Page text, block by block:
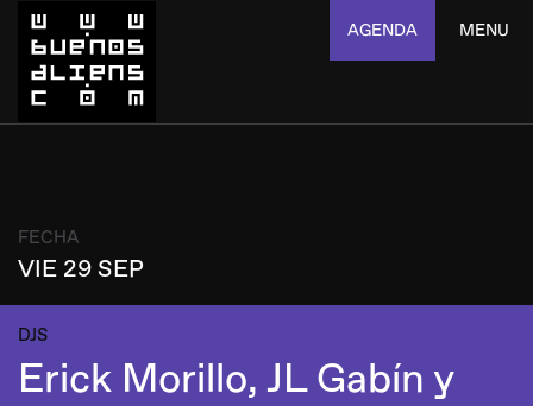
AGENDA MENU
FECHA
VIE 29 SEP
DJS
Erick Morillo, JL Gabín y